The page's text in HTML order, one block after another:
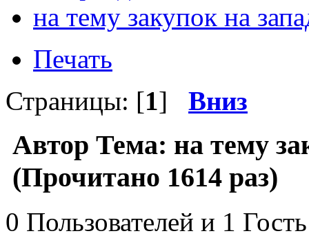
на тему закупок на
Печать
Страницы: [1] Вниз
Автор Тема: на тему
(Прочитано 1614 раз)
0 Пользователей и 1